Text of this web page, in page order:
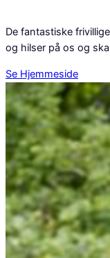
De fantastiske
og hilser på os og
Se Hjemmeside